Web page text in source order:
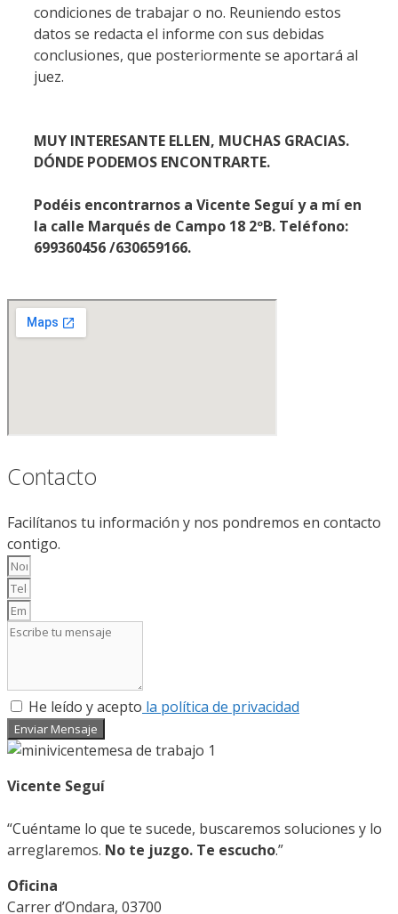
condiciones de trabajar o no. Reuniendo estos
datos se redacta el informe con sus debidas
conclusiones, que posteriormente se aportará al
juez.
MUY INTERESANTE ELLEN, MUCHAS GRACIAS.
DÓNDE PODEMOS ENCONTRARTE.
Podéis encontrarnos a Vicente Seguí y a mí en
la calle Marqués de Campo 18 2ºB. Teléfono:
699360456 /630659166.
Contacto
Facilítanos tu información y nos pondremos en contacto
contigo.
He leído y acepto la política de privacidad
Enviar Mensaje
Vicente Seguí
“Cuéntame lo que te sucede, buscaremos soluciones y lo
arreglaremos. No te juzgo. Te escucho.”
Oficina
Carrer d’Ondara, 03700